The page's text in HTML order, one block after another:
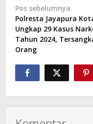
Navigasi
pos
Pos sebelumnya
Polresta Jayapura
Ungkap 29 Kasus
Tahun 2024,
Orang